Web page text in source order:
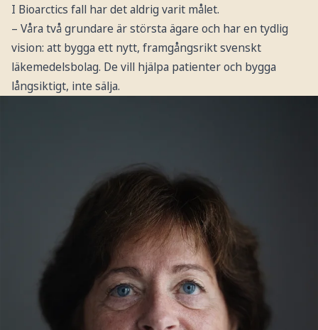
I Bioarctics fall har det aldrig varit målet.
– Våra två grundare är största ägare och har en tydlig
vision: att bygga ett nytt, framgångsrikt svenskt
läkemedelsbolag. De vill hjälpa patienter och bygga
långsiktigt, inte sälja.